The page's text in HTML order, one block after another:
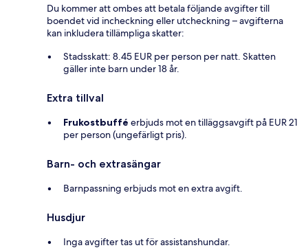
Du kommer att ombes att betala följande avgifter till
boendet vid incheckning eller utcheckning – avgifterna
kan inkludera tillämpliga skatter:
Stadsskatt: 8.45 EUR per person per natt. Skatten
gäller inte barn under 18 år.
Extra tillval
Frukostbuffé erbjuds mot en tilläggsavgift på EUR 21
per person (ungefärligt pris).
Barn- och extrasängar
Barnpassning erbjuds mot en extra avgift.
Husdjur
Inga avgifter tas ut för assistanshundar.